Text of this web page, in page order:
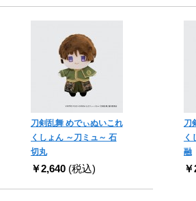
刀剣乱舞 めでぃぬいこれ
くしょん ～刀ミュ～ 石
切丸
￥2,640 (税込)
刀
く
融